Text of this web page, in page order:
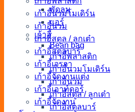
พัดลม
แอร์
เก้าอี้
Bean bag
เก้าอี้พลาสติก
เก้าอี้นวมโมเดิร์น
เก้าอี้นวม
เก้าอี้สตูล / ลูกเต๋า
เก้าอี้สตูลบาร์
เก้าอี้นวมโมเดิร์น
เก้าอี้นวม
เก้าอี้สตูล / ลูกเต๋า
เก้าอี้สตูลบาร์
เก้าอี้เจรจา
เก้าอี้จัดงานแต่ง
เก้าอี้เอาท์ดอร์
เก้าอี้จัดงาน